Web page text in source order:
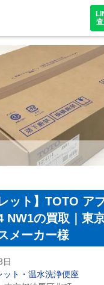
ット】TOTO ア
NW1の買取｜東
メーカー様
日
ット・温水洗浄便座